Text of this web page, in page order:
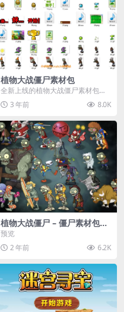
植物大战僵尸素材包
全新上线的植物大战僵尸素材包，
内含48个精选资源，涵盖角色、场
景、音效等多样内容...
3 年前 8.0K
植物大战僵尸 – 僵尸素材包
【可预览】
预览
2 年前
6.2K